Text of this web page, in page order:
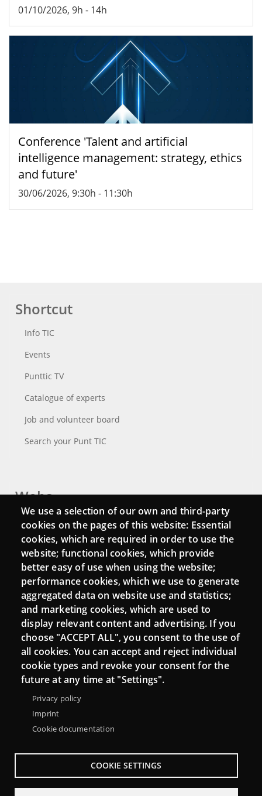
01/10/2026, 9h - 14h
Conference 'Talent and artificial
intelligence management: strategy, ethics
and future'
30/06/2026, 9:30h - 11:30h
Shortcut
Info TIC
Events
Punttic TV
Catalogue of experts
Job and volunteer board
Search your Punt TIC
Webs
Login
Mattermost Punt TIC
Moodle CampusLab
Connect
Contact
Newsletters
We use a selection of our own and third-party
cookies on the pages of this website: Essential
cookies, which are required in order to use the
website; functional cookies, which provide
better easy of use when using the website;
performance cookies, which we use to generate
aggregated data on website use and statistics;
and marketing cookies, which are used to
display relevant content and advertising. If you
choose "ACCEPT ALL", you consent to the use of
all cookies. You can accept and reject individual
cookie types and revoke your consent for the
future at any time at "Settings".
Privacy policy
Imprint
Cookie documentation
COOKIE SETTINGS